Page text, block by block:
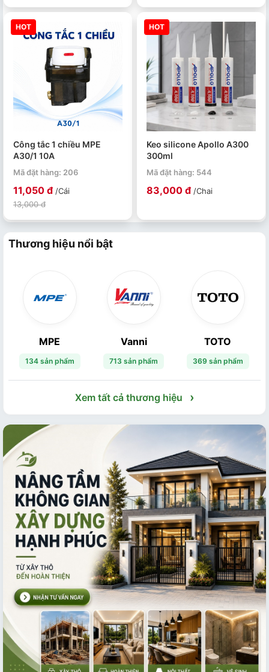
HOT
Công tắc 1 chiều MPE
A30/1 10A
Mã đặt hàng: 206
11,050 đ /Cái
13,000 đ
HOT
Keo silicone Apollo A300
300ml
Mã đặt hàng: 544
83,000 đ /Chai
Thương hiệu nổi bật
MPE
134 sản phẩm
Vanni
713 sản phẩm
TOTO
369 sản phẩm
Xem tất cả thương hiệu ›